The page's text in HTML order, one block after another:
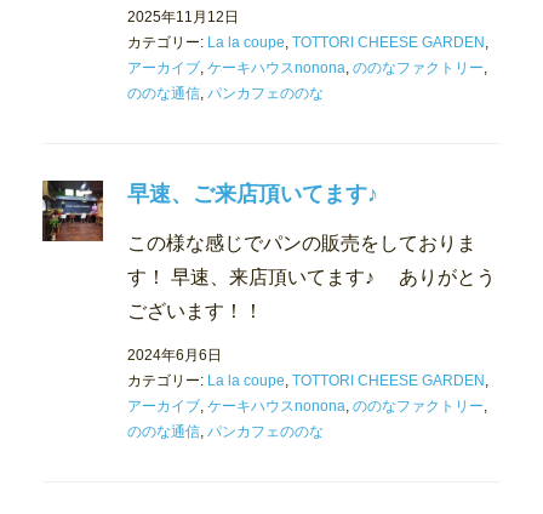
2025年11月12日
カテゴリー: La la coupe, TOTTORI CHEESE GARDEN ,
アーカイブ, ケーキハウスnonona, ののなファクトリー,
ののな通信, パンカフェののな
早速、ご来店頂いてます♪
この様な感じでパンの販売をしておりま
す！ 早速、来店頂いてます♪ ありがとう
ございます！！
2024年6月6日
カテゴリー: La la coupe TOTTORI CHEESE GARDEN
アーカイブ ケーキハウスnonona ののなファクトリー
ののな通信 パンカフェののな